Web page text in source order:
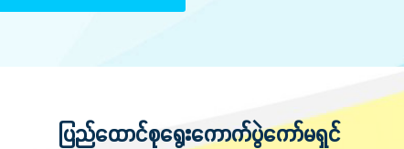
ပြည်ထောင်စုရွေးကောက်ပွဲကော်မရှင်